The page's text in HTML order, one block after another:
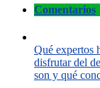
Comentarios
Qué expertos
disfrutar del
son y qué